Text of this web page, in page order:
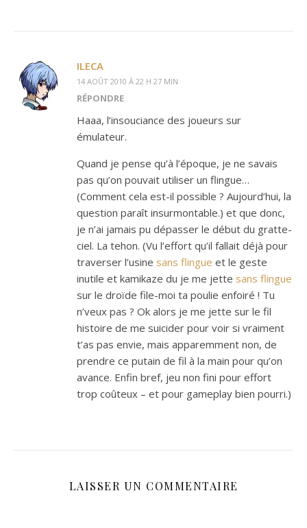
ILECA
14 AOÛT 2010 À 22 H 27 MIN
RÉPONDRE
Haaa, l’insouciance des joueurs sur
émulateur.
Quand je pense qu’à l’époque, je ne savais
pas qu’on pouvait utiliser un flingue…
(Comment cela est-il possible ? Aujourd’hui, la
question paraît insurmontable.) et que donc,
je n’ai jamais pu dépasser le début du gratte-
ciel. La tehon. (Vu l’effort qu’il fallait déjà pour
traverser l’usine sans flingue et le geste
inutile et kamikaze du je me jette sans flingue
sur le droïde file-moi ta poulie enfoiré ! Tu
n’veux pas ? Ok alors je me jette sur le fil
histoire de me suicider pour voir si vraiment
t’as pas envie, mais apparemment non, de
prendre ce putain de fil à la main pour qu’on
avance. Enfin bref, jeu non fini pour effort
trop coûteux – et pour gameplay bien pourri.)
LAISSER UN COMMENTAIRE